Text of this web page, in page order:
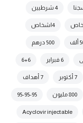
4 شرطيين
4اشخاص
500 درهم
6 فبراير 6+6
7 أكتوبر 7 أهداف
800 مليون 95-95-95
Acyclovir injectable